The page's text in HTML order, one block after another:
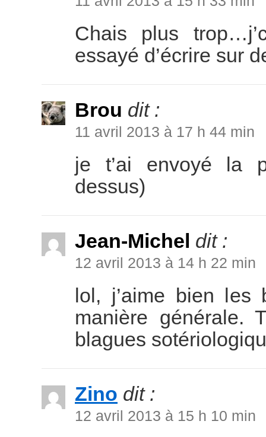
Chais plus
essayé d’écrire sur
Brou dit :
11 avril 2013 à 17 h 44 min
je t’ai envoyé la
dessus)
Jean-Michel dit :
12 avril 2013 à 14 h 22 min
lol, j’aime bien les
manière générale.
blagues
Zino dit :
12 avril 2013 à 15 h 10 min